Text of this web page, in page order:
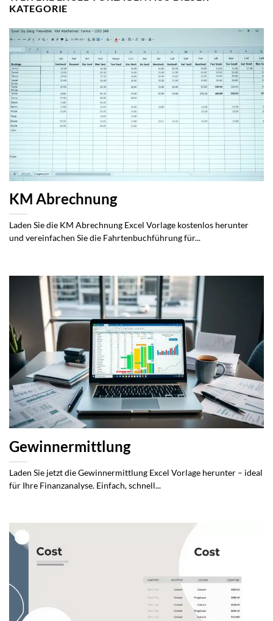
KATEGORIE
KM Abrechnung
Laden Sie die KM Abrechnung Excel Vorlage kostenlos herunter
und vereinfachen Sie die Fahrtenbuchführung für...
Gewinnermittlung
Laden Sie jetzt die Gewinnermittlung Excel Vorlage herunter – ideal
für Ihre Finanzanalyse. Einfach, schnell...